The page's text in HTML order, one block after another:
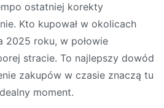
ostatniej korekty
Kto kupował w okolicach
2025 roku, w połowie
stracie. To najlepszy dowód
zakupów w czasie znaczą tu
moment.